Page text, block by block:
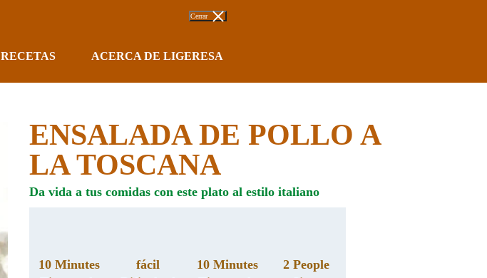
Cerrar
RECETAS ACERCA DE LIGERESA
ENSALADA DE POLLO A
LA TOSCANA
Da vida a tus comidas con este plato al estilo italiano
10 Minutes
fácil
10 Minutes
2 People